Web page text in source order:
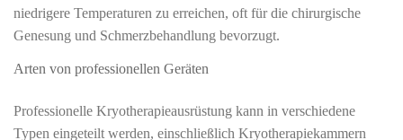
niedrigere Temperaturen zu erreichen, oft für die chirurgische
Genesung und Schmerzbehandlung bevorzugt.
Arten von professionellen Geräten
Professionelle Kryotherapieausrüstung kann in verschiedene
Typen eingeteilt werden, einschließlich Kryotherapiekammern